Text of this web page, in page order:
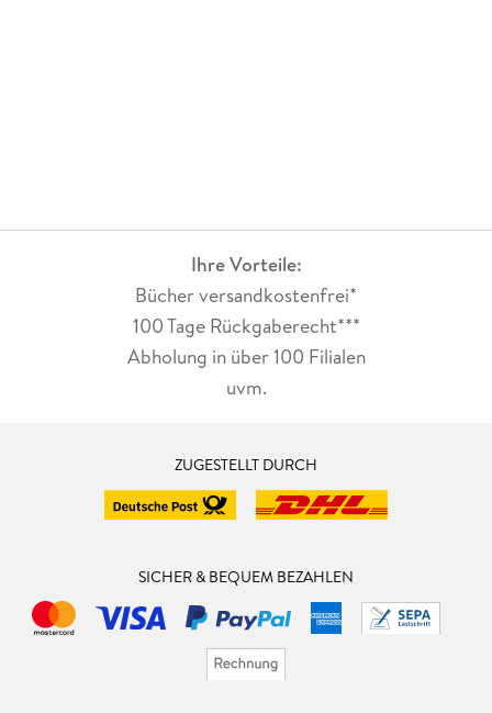
Ihre Vorteile:
Bücher versandkostenfrei*
100 Tage Rückgaberecht***
Abholung in über 100 Filialen
uvm.
ZUGESTELLT DURCH
SICHER & BEQUEM BEZAHLEN